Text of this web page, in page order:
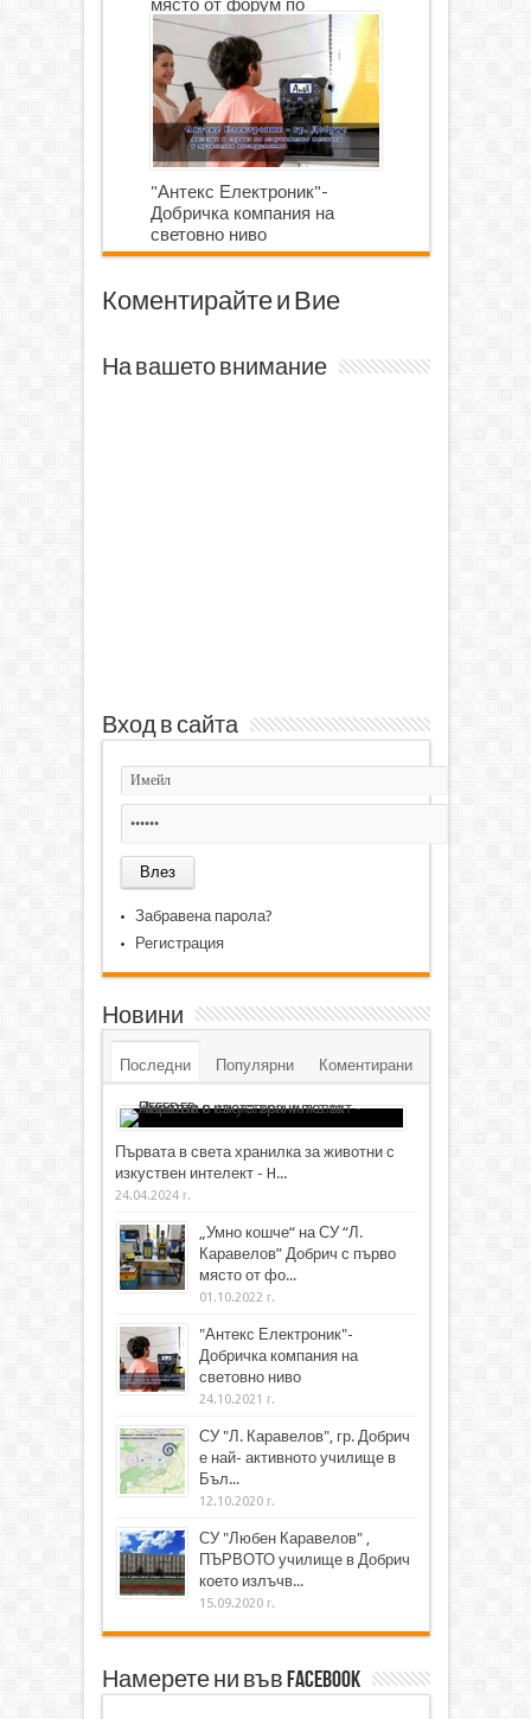
роботика
"Антекс Електроник"-
Добричка компания на
световно ниво
Коментирайте и Вие
На вашето внимание
Вход в сайта
Забравена парола?
Регистрация
Новини
Последни Популярни Коментирани
Първата в света хранилка за животни с
изкуствен интелект - H...
24.04.2024 г.
„Умно кошче“ на СУ “Л.
Каравелов” Добрич с първо
място от фо...
01.10.2022 г.
"Антекс Електроник"-
Добричка компания на
световно ниво
24.10.2021 г.
СУ "Л. Каравелов", гр. Добрич
е най- активното училище в
Бъл...
12.10.2020 г.
СУ "Любен Каравелов" ,
ПЪРВОТО училище в Добрич
което излъчв...
15.09.2020 г.
Намерете ни във Facebook